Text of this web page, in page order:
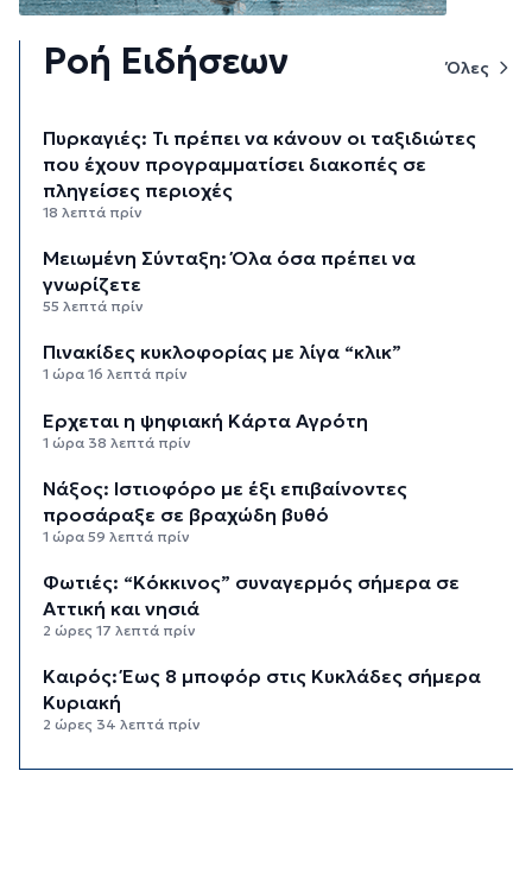
Ροή Ειδήσεων Όλες
Πυρκαγιές: Τι πρέπει να κάνουν οι ταξιδιώτες
που έχουν προγραμματίσει διακοπές σε
πληγείσες περιοχές
18 λεπτά πρίν
Μειωμένη Σύνταξη: Όλα όσα πρέπει να
γνωρίζετε
55 λεπτά πρίν
Πινακίδες κυκλοφορίας με λίγα “κλικ”
1 ώρα 16 λεπτά πρίν
Έρχεται η ψηφιακή Κάρτα Αγρότη
1 ώρα 38 λεπτά πρίν
Νάξος: Ιστιοφόρο με έξι επιβαίνοντες
προσάραξε σε βραχώδη βυθό
1 ώρα 59 λεπτά πρίν
Φωτιές: “Κόκκινος” συναγερμός σήμερα σε
Αττική και νησιά
2 ώρες 17 λεπτά πρίν
Καιρός: Έως 8 μποφόρ στις Κυκλάδες σήμερα
Κυριακή
2 ώρες 34 λεπτά πρίν
Πίεση: Το νόστιμο «βασιλικό» φρούτο που τη